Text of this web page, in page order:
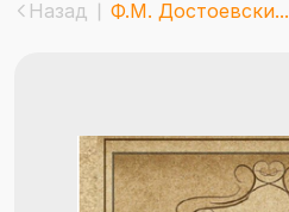
Назад Ф.М. Достоевски...